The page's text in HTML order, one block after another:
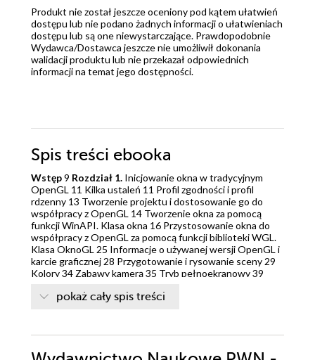
Produkt nie został jeszcze oceniony pod kątem ułatwień
dostępu lub nie podano żadnych informacji o ułatwieniach
dostępu lub są one niewystarczające. Prawdopodobnie
Wydawca/Dostawca jeszcze nie umożliwił dokonania
walidacji produktu lub nie przekazał odpowiednich
informacji na temat jego dostępności.
Spis treści ebooka
Wstęp9 Rozdział 1. Inicjowanie okna w tradycyjnym
OpenGL 11 Kilka ustaleń 11 Profil zgodności i profil
rdzenny 13 Tworzenie projektu i dostosowanie go do
współpracy z OpenGL 14 Tworzenie okna za pomocą
funkcji WinAPI. Klasa okna 16 Przystosowanie okna do
współpracy z OpenGL za pomocą funkcji biblioteki WGL.
Klasa OknoGL 25 Informacje o używanej wersji OpenGL i
karcie graficznej 28 Przygotowanie i rysowanie sceny 29
Kolory 34 Zabawy kamerą 35 Tryb pełnoekranowy 39
44 Zapis za pomocą wersorów 45 Iloczyn skalarny 46
wektora przez macierz 51 Przykład 52 Mnożenie macierzy
odwrotna 54 Wyznacznik macierzy 54 Przykład 55 Sprytny
pokaż cały spis treści